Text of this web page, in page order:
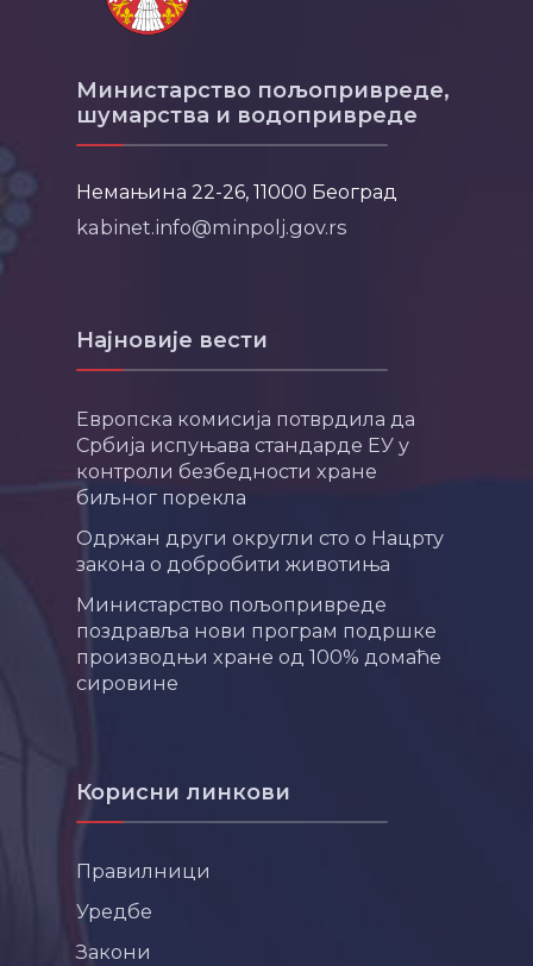
Министарство пољопривреде,
шумарства и водопривреде
Немањина 22-26, 11000 Београд
kabinet.info@minpolj.gov.rs
Најновије вести
Европска комисија потврдила да
Србија испуњава стандарде ЕУ у
контроли безбедности хране
биљног порекла
Одржан други округли сто о Нацрту
закона о добробити животиња
Министарство пољопривреде
поздравља нови програм подршке
производњи хране од 100% домаће
сировине
Корисни линкови
Правилници
Уредбе
Закони